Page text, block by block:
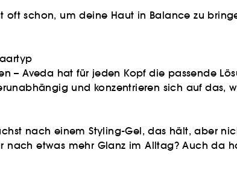
oft schon, um deine Haut in Balance zu
– Aveda hat für jeden Kopf die passende
und konzentrieren sich auf das,
nach einem Styling-Gel, das hält, aber
nach etwas mehr Glanz im Alltag? Auch da